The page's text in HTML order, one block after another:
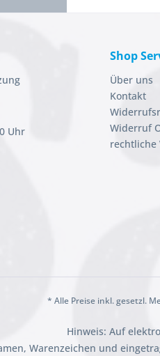
Uhr
Shop
Über uns
Kontakt
Widerruf
rechtliche
* Alle Preise inkl. gesetzl.
Hinweis: Auf
Warenzeichen und